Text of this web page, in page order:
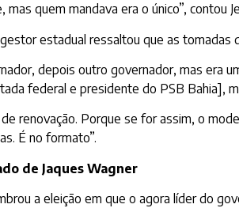
mas quem mandava era o único”, contou
estadual ressaltou que as
depois outro governador, mas era
federal e presidente do PSB Bahia],
renovação. Porque se for assim, o
É no formato”.
de Jaques Wagner
a eleição em que o agora líder do